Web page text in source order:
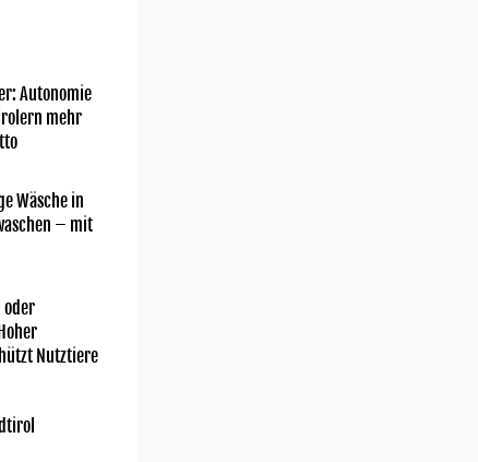
Autonomie
mehr
Wäsche in
– mit
oder
Nutztiere